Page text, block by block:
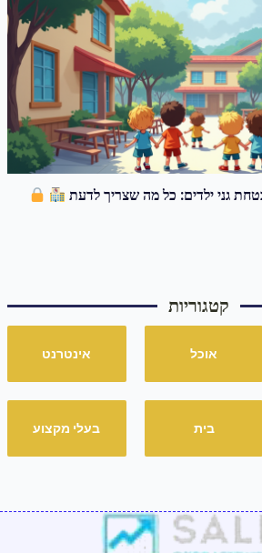
גני ילדים: כל מה שצריך לדעת
קטגוריות
אוכל אינטרנט
בית בעלי מקצוע